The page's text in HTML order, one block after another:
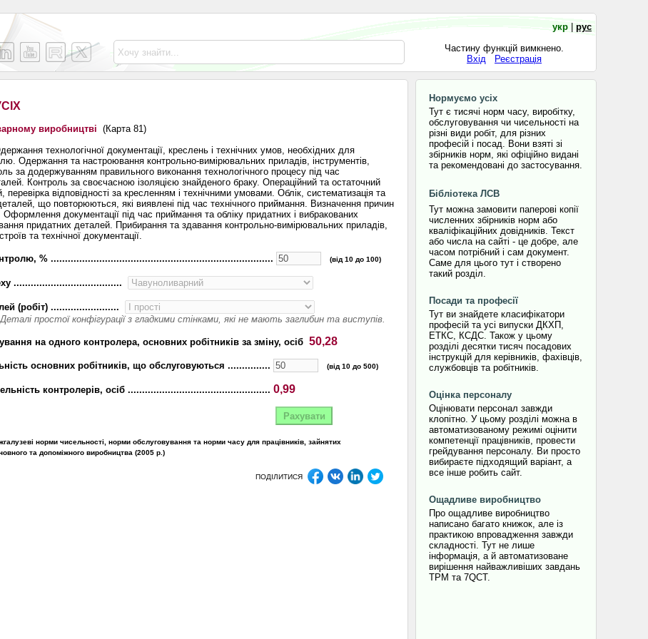
укр
рус
Частину функцій вимкнено.
Вхід
Реєстрація
виробництві (Карта 81)
технологічної документації, креслень і технічних умов, необхідних для
Одержання та настроювання контрольно-вимірювальних приладів, інструментів,
за додержуванням правильного виконання технологічного процесу під час
Контроль за своєчасною ізоляцією знайденого браку. Операційний та остаточний
перевірка відповідності за кресленням і технічними умовами. Облік, систематизація та
що повторюються, які виявлені під час технічного приймання. Визначення причин
Оформлення документації під час приймання та обліку придатних і вибракованих
придатних деталей. Прибирання та здавання контрольно-вимірювальних приладів,
та технічної документації.
% .............................................................................. (від 10 до 100)
......................................
(робіт) ........................
простої конфігурації з гладкими стінками, які не мають заглибин та виступів.
на одного контролера, основних робітників за зміну, осіб 50,28
основних робітників, що обслуговуються ............... (від 10 до 500)
контролерів, осіб .................................................. 0,99
норми чисельності, норми обслуговування та норми часу для працівників, зайнятих
та допоміжного виробництва (2005 p.)
ПОДІЛИТИСЯ
Нормуємо усіх
Тут є тисячі норм часу, виробітку,
обслуговування чи чисельності на
різні види робіт, для різних
професій і посад. Вони взяті зі
збірників норм, які офіційно видані
та рекомендовані до застосування.
Бібліотека ЛСВ
Тут можна замовити паперові копії
численних збірників норм або
кваліфікаційних довідників. Текст
або числа на сайті - це добре, але
часом потрібний і сам документ.
Саме для цього тут і створено
такий розділ.
Посади та професії
Тут ви знайдете класифікатори
професій та усі випуски ДКХП,
ЕТКС, КСДС. Також у цьому
розділі десятки тисяч посадових
інструкцій для керівників, фахівців,
службовців та робітників.
Оцінка персоналу
Оцінювати персонал завжди
клопітно. У цьому розділі можна в
автоматизованому режимі оцінити
компетенції працівників, провести
грейдування персоналу. Ви просто
вибираєте підходящий варіант, а
все інше робить сайт.
Ощадливе виробництво
Про ощадливе виробництво
написано багато книжок, але із
практикою впровадження завжди
складності. Тут не лише
інформація, а й автоматизоване
вирішення найважливіших завдань
TPM та 7QCT.